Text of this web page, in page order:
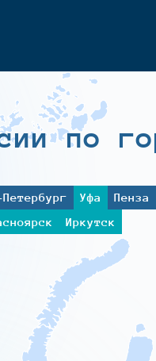
по
Уфа Пенза
Иркутск